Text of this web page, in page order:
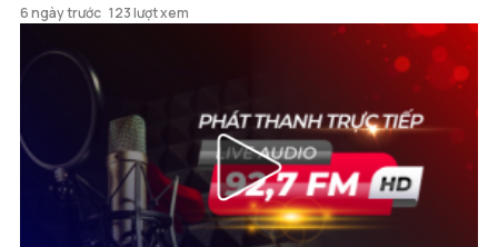
6 ngày trước 123 lượt xem